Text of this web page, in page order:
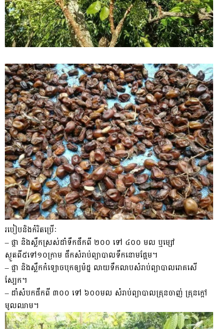
របៀបនិងកំរិតប្រើៈ
– ផ្កា និងស្លឹកស្រស់ដាំទឹកផឹកពី ២០០ ទៅ ៤០០ មល ឬម្សៅ
ស្ងួតពី៥ទៅ១០ក្រាម ផឹកសំរាប់ព្យាបាលទឹកនោមផ្អែម។
– ផ្កា និងស្លឹកកំឡោចបុកឲ្យម៉ដ្ឋ លាយទឹកលាបសំរាប់ព្យាបាលរោគសើ
ស្បែក។
– ដាំសំបកផឹកពី ៣០០ ទៅ ៦០០មល សំរាប់ព្យាបាលគ្រុនចាញ់ គ្រុនក្តៅ
មូលឈាម។